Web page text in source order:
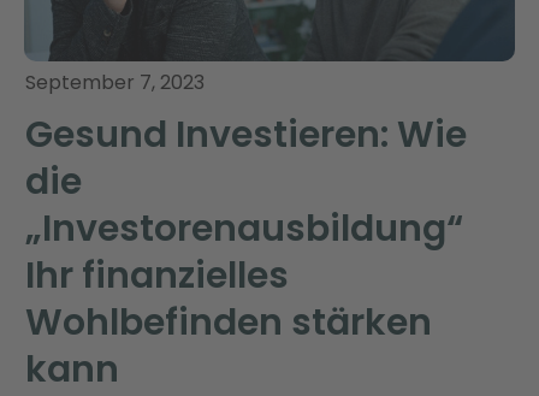
September 7, 2023
Gesund Investieren: Wie
die
„Investorenausbildung“
Ihr finanzielles
Wohlbefinden stärken
kann